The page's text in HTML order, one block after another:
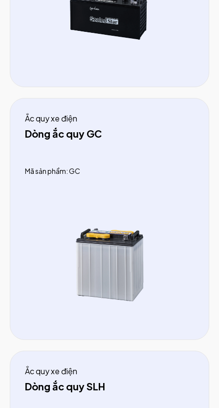
Ắc quy xe điện
Dòng ắc quy GC
Mã sản phẩm: GC
Ắc quy xe điện
Dòng ắc quy SLH